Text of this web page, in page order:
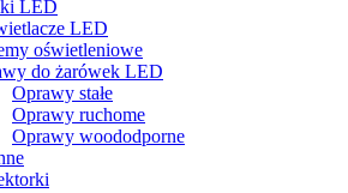
LED
LED
oświetleniowe
do żarówek LED
Oprawy stałe
Oprawy ruchome
Oprawy woododporne